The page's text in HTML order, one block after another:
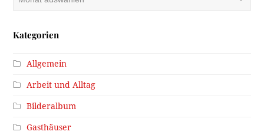
Kategorien
Allgemein
Arbeit und Alltag
Bilderalbum
Gasthäuser